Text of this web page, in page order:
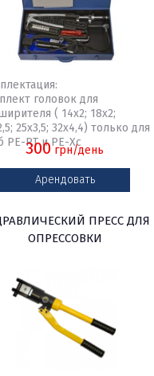
головок для
( 14х2; 18х2;
25х3,5; 32х4,4) только для
PE-RT и PE-Xc
300грн/день
Арендовать
ПРЕСС ДЛЯ
ОПРЕССОВКИ